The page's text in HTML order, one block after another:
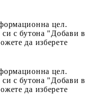
цел.
си с бутона "Добави в
да изберете
цел.
си с бутона "Добави в
да изберете